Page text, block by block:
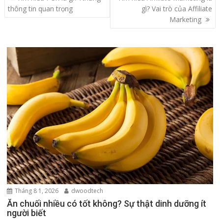
hướng
bài
thông tin quan trọng
gì? Vai trò của Affiliate
Marketing
Tháng 8 1, 2026 dwoodtech
Ăn chuối nhiều có tốt không? Sự thật dinh dưỡng ít
người biết